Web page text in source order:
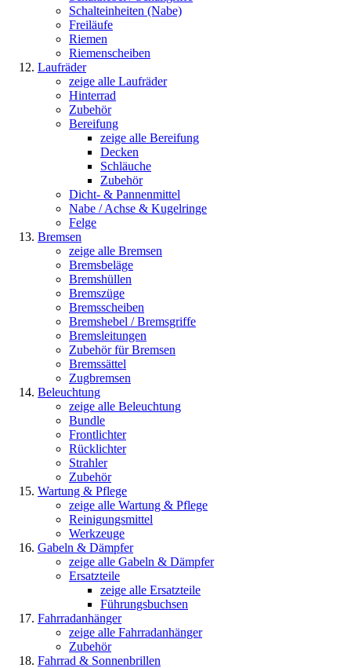
Schalteinheiten (Nabe)
Freiläufe
Riemen
Riemenscheiben
Laufräder
zeige alle Laufräder
Hinterrad
Zubehör
Bereifung
zeige alle Bereifung
Decken
Schläuche
Zubehör
Dicht- & Pannenmittel
Nabe / Achse & Kugelringe
Felge
Bremsen
zeige alle Bremsen
Bremsbeläge
Bremshüllen
Bremszüge
Bremsscheiben
Bremshebel / Bremsgriffe
Bremsleitungen
Zubehör für Bremsen
Bremssättel
Zugbremsen
Beleuchtung
zeige alle Beleuchtung
Bundle
Frontlichter
Rücklichter
Strahler
Zubehör
Wartung & Pflege
zeige alle Wartung & Pflege
Reinigungsmittel
Werkzeuge
Gabeln & Dämpfer
zeige alle Gabeln & Dämpfer
Ersatzteile
zeige alle Ersatzteile
Führungsbuchsen
Fahrradanhänger
zeige alle Fahrradanhänger
Zubehör
Fahrrad & Sonnenbrillen